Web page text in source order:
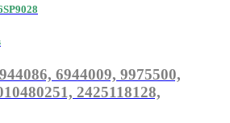
6944009, 9975500,
2425118128,